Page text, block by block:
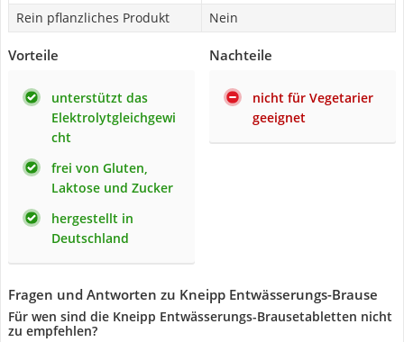
Rein pflanzliches Produkt
Nein
Vorteile
unterstützt das
Elektrolytgleichgewi
cht
frei von Gluten,
Laktose und Zucker
hergestellt in
Deutschland
Nachteile
nicht für Vegetarier
geeignet
Fragen und Antworten zu Kneipp Entwässerungs-Brause
Für wen sind die Kneipp Entwässerungs-Brausetabletten nicht
zu empfehlen?